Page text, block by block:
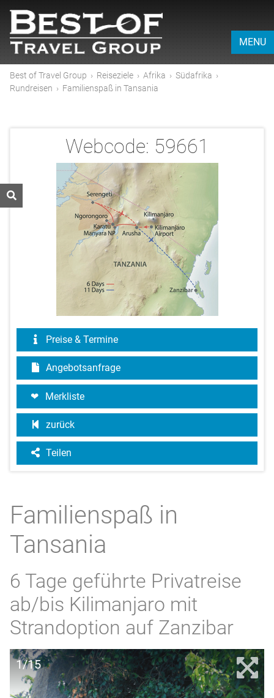
MENU
Best of Travel Group › Reiseziele › Afrika › Südafrika ›
Rundreisen › Familienspaß in Tansania
Webcode: 59661
Preise & Termine
Angebotsanfrage
Merkliste
zurück
Teilen
Familienspaß in
Tansania
6 Tage geführte Privatreise
ab/bis Kilimanjaro mit
Strandoption auf Zanzibar
1/15